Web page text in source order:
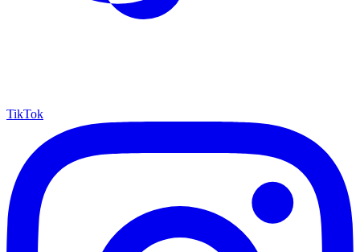
TikTok